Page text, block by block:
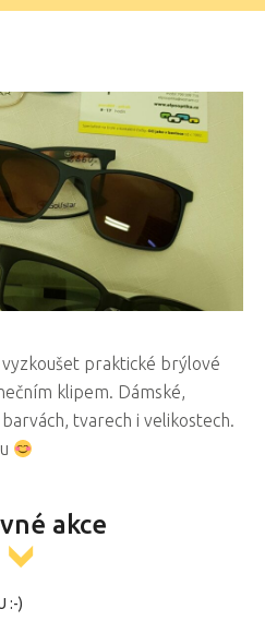
praktické brýlové
klipem. Dámské,
tvarech i velikostech.
akce
:-)